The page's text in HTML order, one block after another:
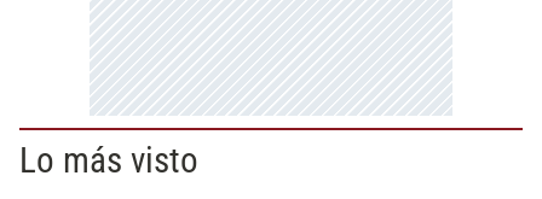
Lo más visto